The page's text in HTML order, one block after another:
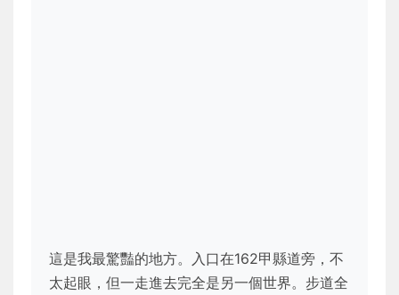
這是我最驚豔的地方。入口在162甲縣道旁，不
太起眼，但一走進去完全是另一個世界。步道全